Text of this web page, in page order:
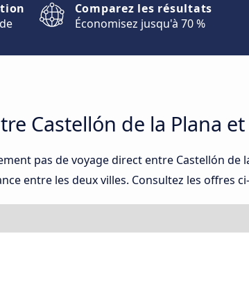
Comparez les résultats
Économisez jusqu'à 70 %
Castellón de la Plana
pas de voyage direct entre Castellón de
entre les deux villes. Consultez les offres